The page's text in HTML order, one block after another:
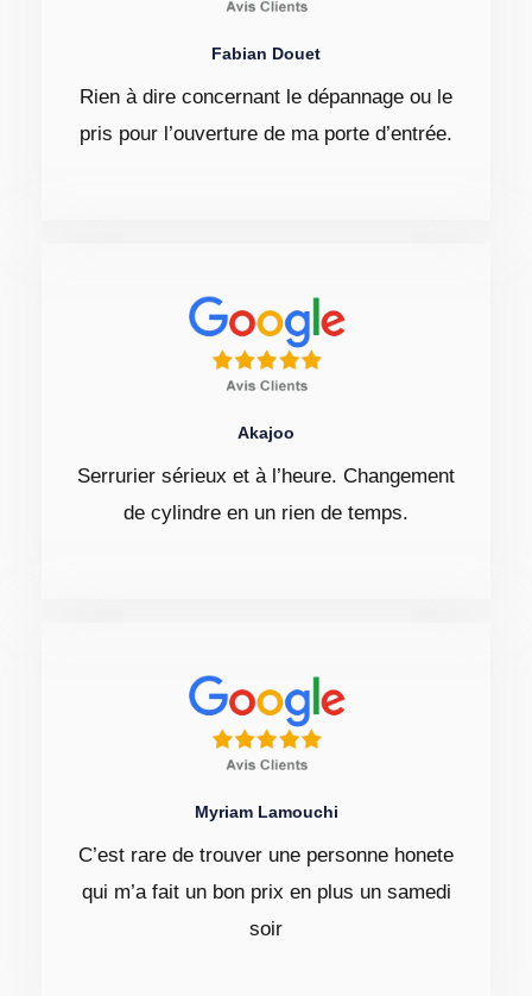
Fabian Douet
Rien à dire concernant le dépannage ou le
pris pour l’ouverture de ma porte d’entrée.
Akajoo
Serrurier sérieux et à l’heure. Changement
de cylindre en un rien de temps.
Myriam Lamouchi
C’est rare de trouver une personne honete
qui m’a fait un bon prix en plus un samedi
soir